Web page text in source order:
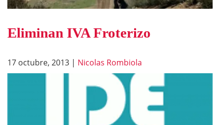
Eliminan IVA Froterizo
17 octubre, 2013 | Nicolas Rombiola